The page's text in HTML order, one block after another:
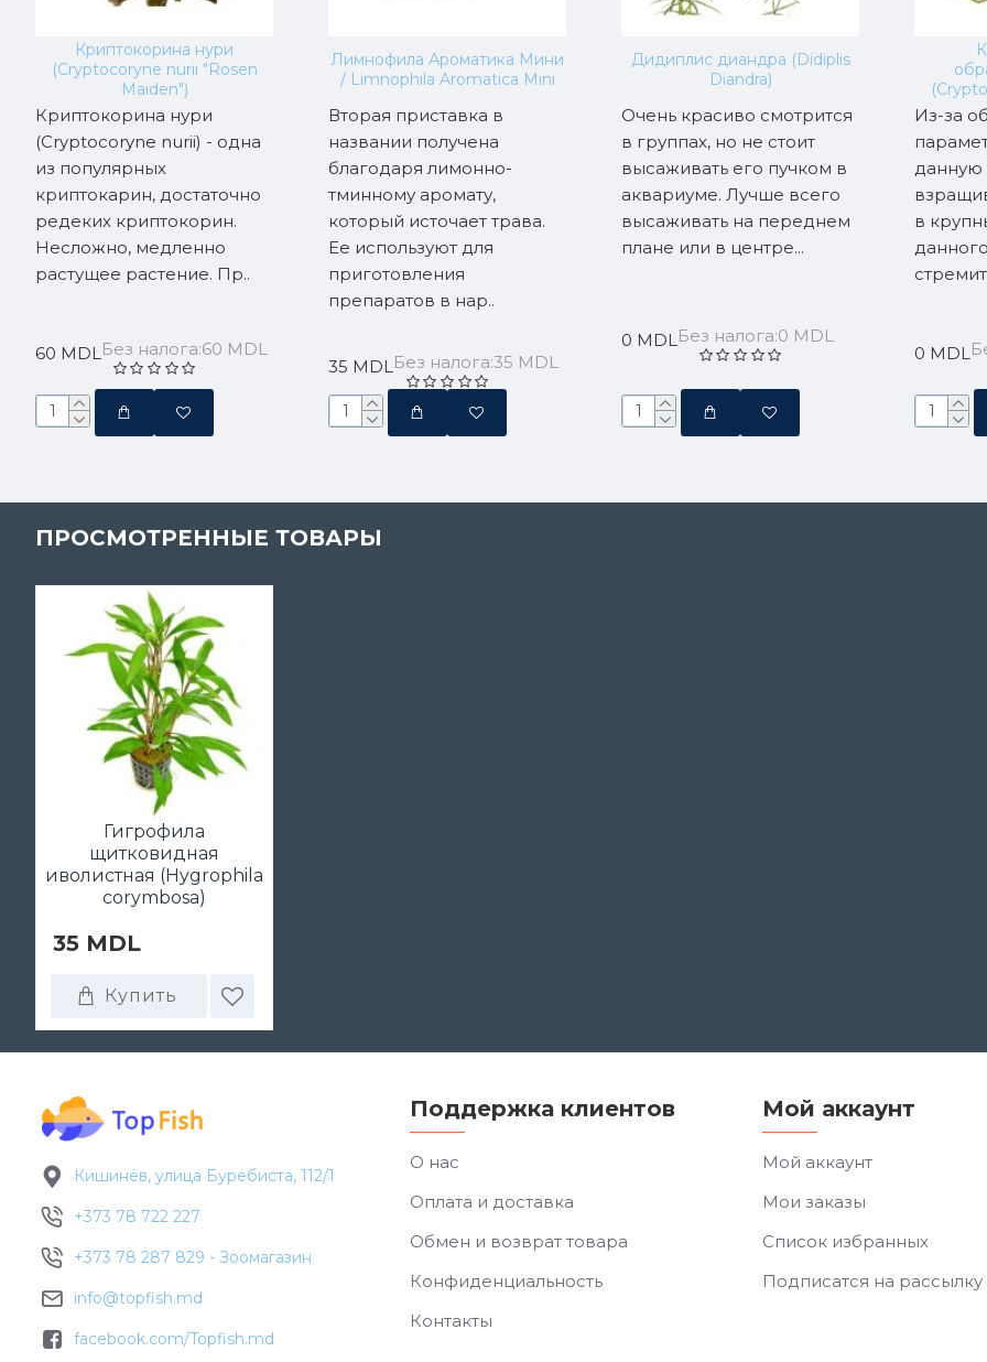
Криптокорина нури
(Cryptocoryne nurii "Rosen
Maiden")
Криптокорина нури
(Cryptocoryne nurii) - одна
из популярных
криптокарин, достаточно
редеких криптокорин.
Несложно, медленно
растущее растение. Пр..
60 MDLБез налога:60 MDL
Лимнофила Ароматика Мини
/ Limnophila Aromatica Mini
Вторая приставка в
названии получена
благодаря лимонно-
тминному аромату,
который источает трава.
Ее используют для
приготовления
препаратов в нар..
35 MDLБез налога:35 MDL
Дидиплис диандра (Didiplis
Diandra)
Очень красиво смотрится
в группах, но не стоит
высаживать его пучком в
аквариуме. Лучше всего
высаживать на переднем
плане или в центре...
0 MDLБез налога:0 MDL
Из-за
данную
в
0 MDL
ПРОСМОТРЕННЫЕ ТОВАРЫ
Гигрофила
щитковидная
иволистная (Hygrophila
corymbosa)
35 MDL
Купить
Кишинёв, улица Буребиста, 112/1
+373 78 722 227
+373 78 287 829 - Зоомагазин
info@topfish.md
facebook.com/Topfish.md
Поддержка клиентов
О нас
Оплата и доставка
Обмен и возврат товара
Конфиденциальность
Контакты
Мой аккаунт
Мой аккаунт
Мои заказы
Список избранных
Подписатся на рассылку